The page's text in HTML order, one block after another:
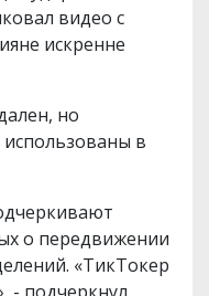
видео с
искренне
но
в
о передвижении
«ТикТокер